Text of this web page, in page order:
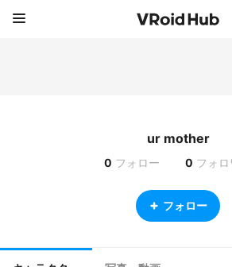
ur mother
0 フォロー 0 フォロ
フォロー